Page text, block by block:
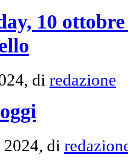
10
di redazione
di